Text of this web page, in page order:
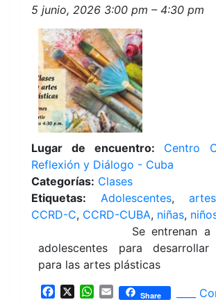
k
p
5 junio, 2026 3:00 pm – 4:30 pm
Lugar de encuentro:
Centro
Reflexión y Diálogo - Cuba
Categorías: Clases
Etiquetas:
Adolescentes,
CCRD-C, CCRD-CUBA, niñas,
Se entrenan a los
adolescentes para desarrollar
para las artes plásticas
W
E
Share ____